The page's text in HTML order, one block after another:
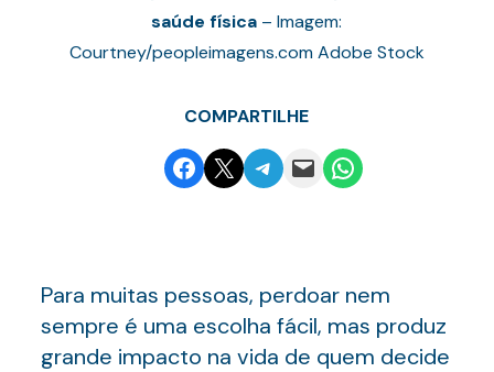
saúde física – Imagem:
Courtney/peopleimagens.com Adobe Stock
COMPARTILHE
Share on Facebook
Email this PageShare on Telegram
Email this PageShare on WhatsApp
Para muitas pessoas, perdoar nem
sempre é uma escolha fácil, mas produz
grande impacto na vida de quem decide